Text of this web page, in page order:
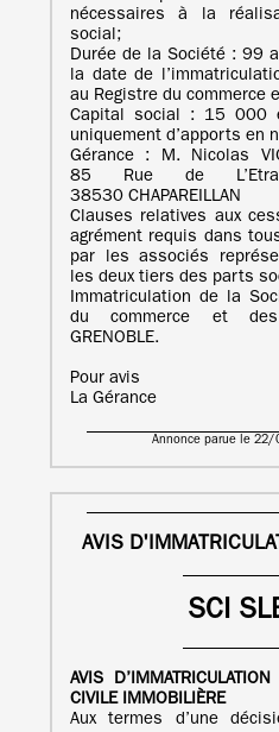
nécessaires à la
social;
Durée de la Société : 99
la date de
au Registre du commerce
Capital social : 15 000
uniquement d’apports en
Gérance : M. Nicolas
85 Rue de
38530 CHAPAREILLAN
Clauses relatives aux
agrément requis dans
par les associés
les deux tiers des parts
Immatriculation de la
du commerce et
GRENOBLE.
Pour avis
La Gérance
Annonce parue le
AVIS
SCI
AVIS D’IMMATRICULATION
CIVILE IMMOBILIÈRE
Aux termes d’une